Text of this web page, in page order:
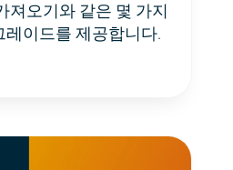
져오기와 같은 몇 가지
레이드를 제공합니다.